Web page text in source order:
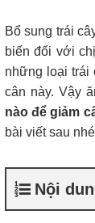
Bổ sung trái
biến đối với
những loại trái
cân này. Vậy
nào để giảm
bài viết sau
Nội